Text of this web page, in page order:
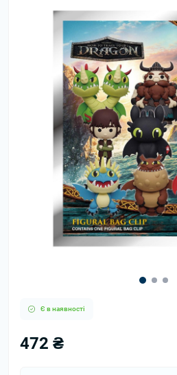
Є в наявності
472 ₴